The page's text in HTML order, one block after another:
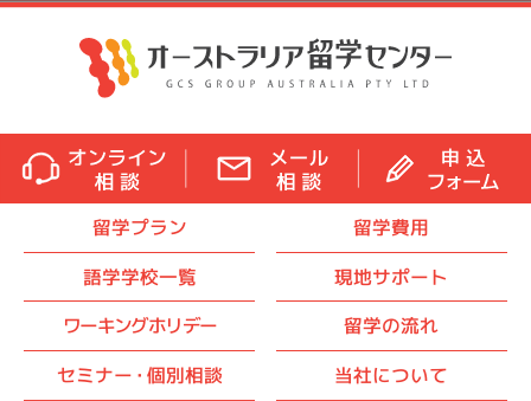
留学プラン
留学費用
語学学校一覧
現地サポート
ワーキングホリデー
留学の流れ
セミナー・ 個別相談 当社について